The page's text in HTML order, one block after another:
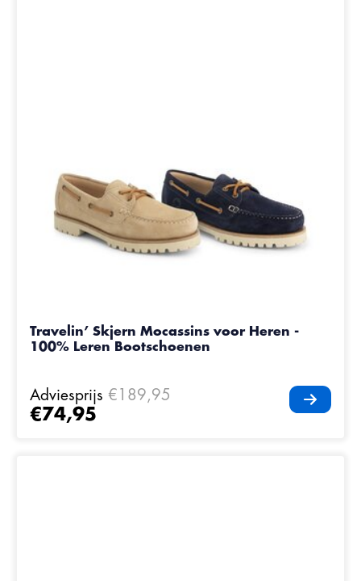
Travelin’ Skjern Mocassins voor Heren -
100% Leren Bootschoenen
Adviesprijs €189,95
€74,95